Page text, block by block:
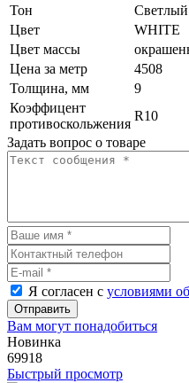
Тон
Светлый
Цвет
WHITE
Цвет массы
Цена за метр
4508
Толщина, мм
9
Коэффицент
противоскольжения
R10
Задать вопрос о товаре
Я согласен с условиями
Отправить
Вам могут понадобиться
Новинка
69918
Быстрый просмотр